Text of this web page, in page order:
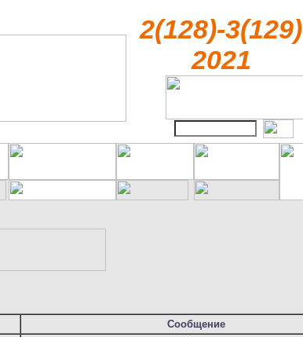
2(128)-3(129)
2021
Сообщение